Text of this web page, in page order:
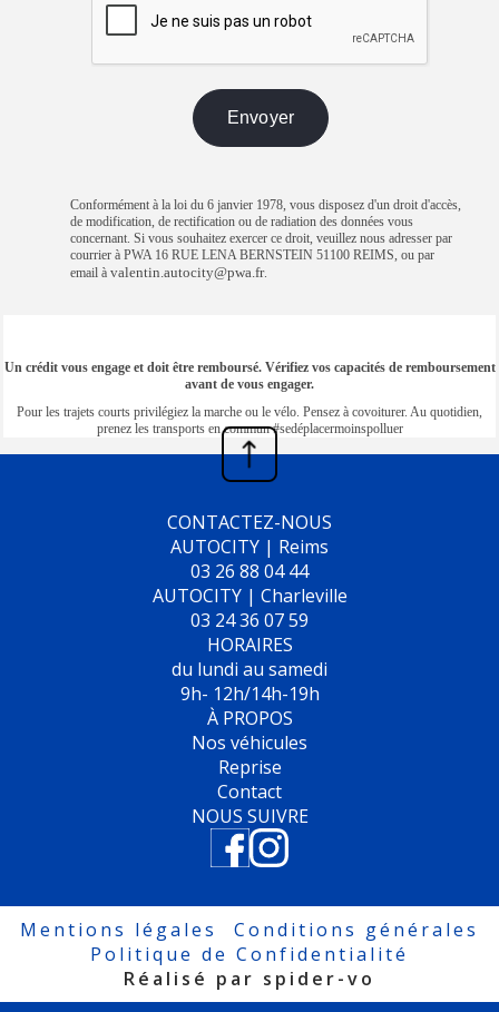
Conformément à la loi du 6 janvier 1978, vous disposez d'un droit d'accès,
de modification, de rectification ou de radiation des données vous
concernant. Si vous souhaitez exercer ce droit, veuillez nous adresser par
courrier à PWA 16 RUE LENA BERNSTEIN 51100 REIMS, ou par
email à valentin.autocity@pwa.fr.
Un crédit vous engage et doit être remboursé. Vérifiez vos capacités de remboursement
avant de vous engager.
Pour les trajets courts privilégiez la marche ou le vélo. Pensez à covoiturer. Au quotidien,
prenez les transports en commun #sedéplacermoinspolluer
CONTACTEZ-NOUS
AUTOCITY | Reims
03 26 88 04 44
AUTOCITY | Charleville
03 24 36 07 59
HORAIRES
du lundi au samedi
9h- 12h/14h-19h
À PROPOS
Nos véhicules
Reprise
Contact
NOUS SUIVRE
Mentions légales
Conditions générales
Politique de Confidentialité
Réalisé par spider-vo